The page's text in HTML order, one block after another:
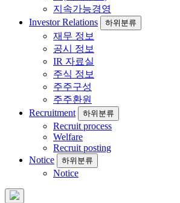
지속가능경영
Investor Relations
하위분류
재무 정보
공시 정보
IR 자료실
주식 정보
주주구성
주주환원
Recruitment
하위분류
Recruit process
Welfare
Recruit posting
Notice
하위분류
Notice